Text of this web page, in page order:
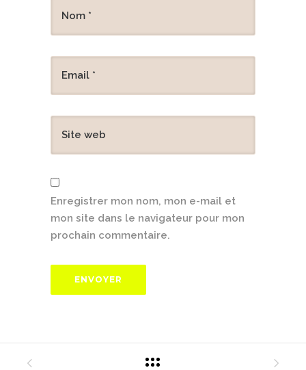
Enregistrer mon nom, mon e-mail et
mon site dans le navigateur pour mon
prochain commentaire.